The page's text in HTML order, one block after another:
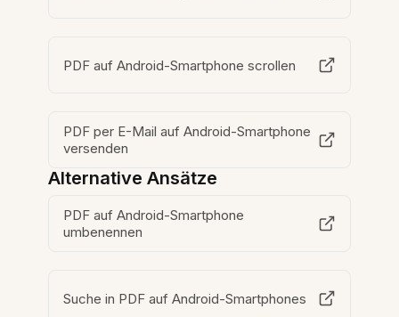
PDF auf Android-Smartphone scrollen
PDF per E-Mail auf Android-Smartphone
versenden
Alternative Ansätze
PDF auf Android-Smartphone
umbenennen
Suche in PDF auf Android-Smartphones